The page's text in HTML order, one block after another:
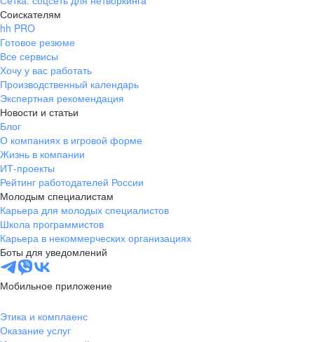
Соискателям
hh PRO
Готовое резюме
Все сервисы
Хочу у вас работать
Производственный календарь
Экспертная рекомендация
Новости и статьи
Блог
О компаниях в игровой форме
Жизнь в компании
ИТ-проекты
Рейтинг работодателей России
Молодым специалистам
Карьера для молодых специалистов
Школа программистов
Карьера в некоммерческих организациях
Боты для уведомлений
Мобильное приложение
Этика и комплаенс
Оказание услуг